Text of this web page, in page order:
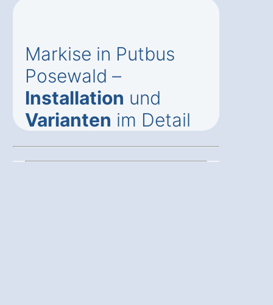
Markise in Putbus
Posewald –
Installation und
Varianten im Detail